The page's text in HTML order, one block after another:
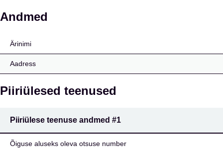
Starr Europe
Andmed
Ärinimi
Aadress
Piiriülesed teenused
Piiriülese teenuse andmed #1
Õiguse aluseks oleva otsuse number